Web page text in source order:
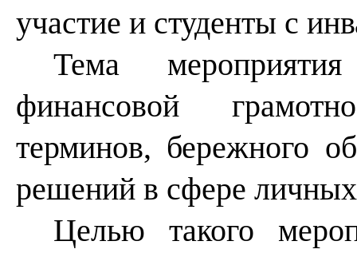
участие и студенты с
Тема
финансовой
терминов, бережного
решений в сфере
Целью такого